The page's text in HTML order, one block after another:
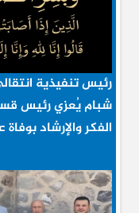
رئيس تنفيذية
شبام يُعزي رئيس
الفكر والإرشاد